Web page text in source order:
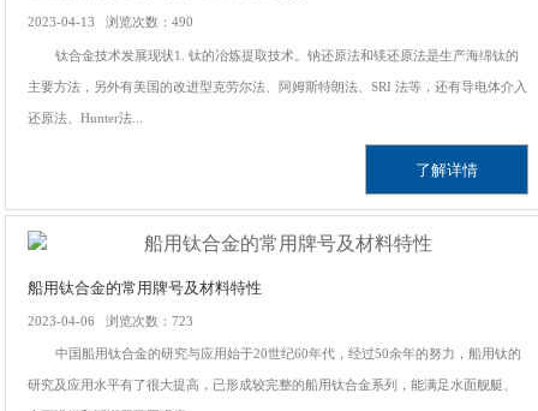
2023-04-13 浏览次数：490
钛合金技术发展现状1. 钛的冶炼提取技术。钠还原法和镁还原法是生产海绵钛的
主要方法，另外有美国的改进型克劳尔法、阿姆斯特朗法、SRI 法等，还有导电体介入
还原法、Hunter法...
了解详情
船用钛合金的常用牌号及材料特性
2023-04-06 浏览次数：723
中国船用钛合金的研究与应用始于20世纪60年代，经过50余年的努力，船用钛的
研究及应用水平有了很大提高，已形成较完整的船用钛合金系列，能满足水面舰艇、